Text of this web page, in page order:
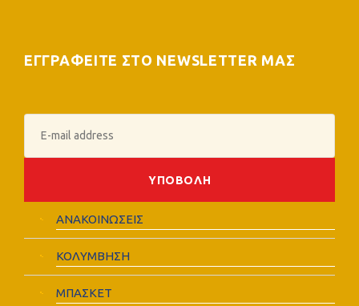
ΕΓΓΡΑΦΕΙΤΕ ΣΤΟ NEWSLETTER ΜΑΣ
ΑΝΑΚΟΙΝΩΣΕΙΣ
ΚΟΛΥΜΒΗΣΗ
ΜΠΑΣΚΕΤ